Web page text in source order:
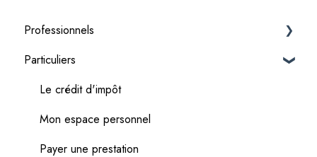
Professionnels
Premiers pas & adhésion
Gestion de mon fichier client
Devis
Factures
Particuliers
Le crédit d'impôt
Mon espace personnel
Payer une prestation